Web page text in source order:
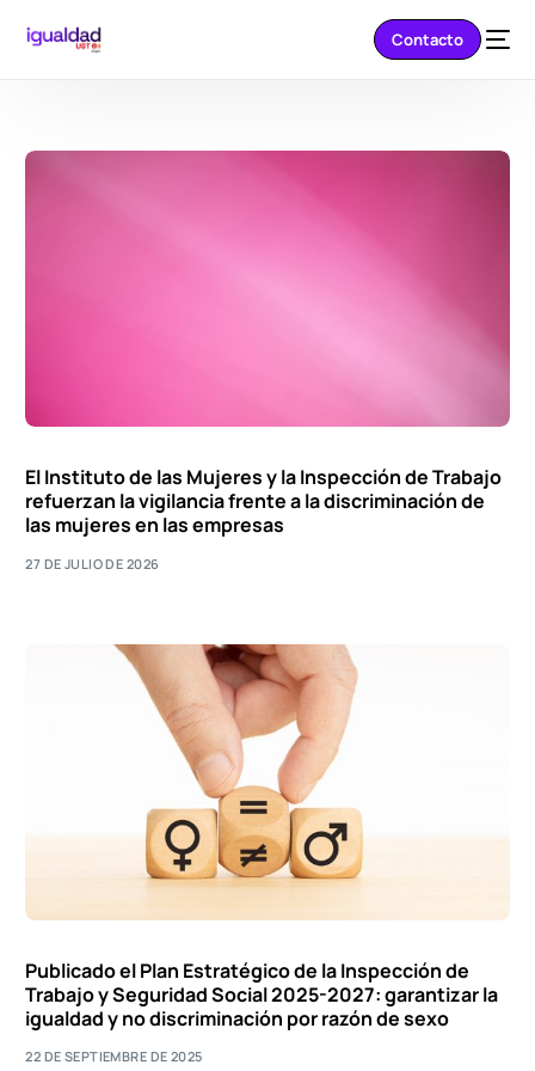
Contacto
El Instituto de las Mujeres y la Inspección de Trabajo
refuerzan la vigilancia frente a la discriminación de
las mujeres en las empresas
27 DE JULIO DE 2026
Publicado el Plan Estratégico de la Inspección de
Trabajo y Seguridad Social 2025-2027: garantizar la
igualdad y no discriminación por razón de sexo
22 DE SEPTIEMBRE DE 2025